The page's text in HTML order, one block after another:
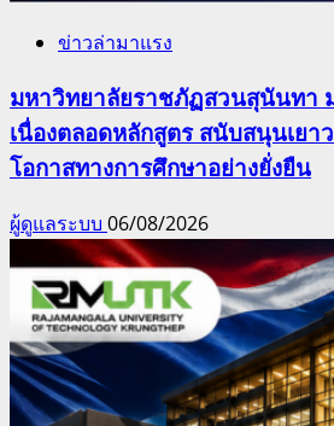
ข่าวล่ามาแรง
มหาวิทยาลัยราชภัฏสวนสุนันทา
เนื่องตลอดหลักสูตร สนับสนุนเยา
โอกาสทางการศึกษาอย่างยั่งยืน
ผู้ดูแลระบบ 06/08/2026